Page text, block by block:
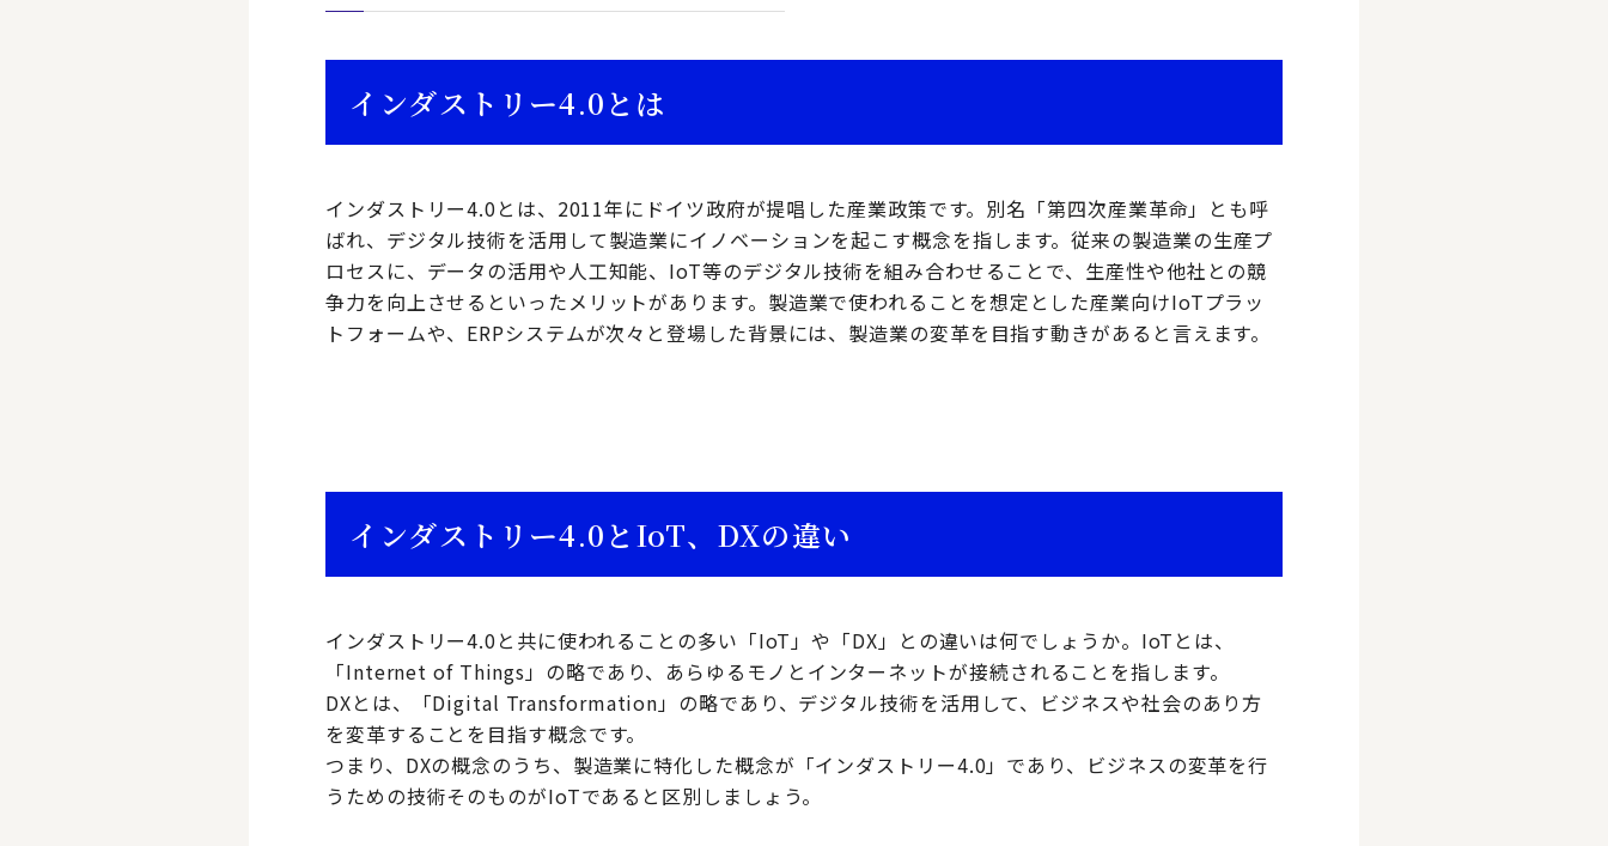
インダストリー4.0とは
インダストリー4.0とは、2011年にドイツ政府が提唱した産業政策です。別名「第四次産業革命」とも呼
ばれ、デジタル技術を活用して製造業にイノベーションを起こす概念を指します。従来の製造業の生産プ
ロセスに、データの活用や人工知能、IoT等のデジタル技術を組み合わせることで、生産性や他社との競
争力を向上させるといったメリットがあります。製造業で使われることを想定とした産業向けIoTプラッ
トフォームや、ERPシステムが次々と登場した背景には、製造業の変革を目指す動きがあると言えます。
インダストリー4.0とIoT、DXの違い
インダストリー4.0と共に使われることの多い「IoT」や「DX」との違いは何でしょうか。IoTとは、
「Internet of Things」の略であり、あらゆるモノとインターネットが接続されることを指します。
DXとは、「Digital Transformation」の略であり、デジタル技術を活用して、ビジネスや社会のあり方
を変革することを目指す概念です。
つまり、DXの概念のうち、製造業に特化した概念が「インダストリー4.0」であり、ビジネスの変革を行
うための技術そのものがIoTであると区別しましょう。